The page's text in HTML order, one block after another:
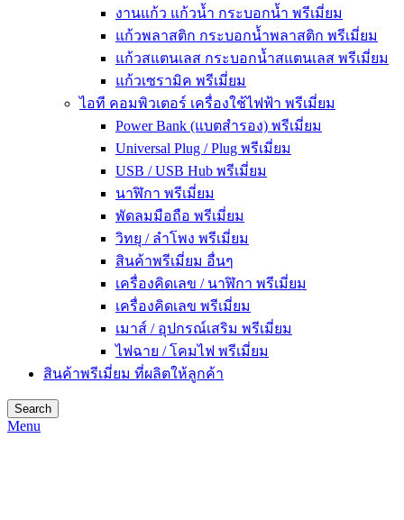
งานแก้ว แก้วน้ำ กระบอกน้ำ พรีเมี่ยม
แก้วพลาสติก กระบอกน้ำพลาสติก พรีเมี่ยม
แก้วสแตนเลส กระบอกน้ำสแตนเลส พรีเมี่ยม
แก้วเซรามิค พรีเมี่ยม
ไอที คอมพิวเตอร์ เครื่องใช้ไฟฟ้า พรีเมี่ยม
Power Bank (แบตสำรอง) พรีเมี่ยม
Universal Plug / Plug พรีเมี่ยม
USB / USB Hub พรีเมี่ยม
นาฬิกา พรีเมี่ยม
พัดลมมือถือ พรีเมี่ยม
วิทยุ / ลำโพง พรีเมี่ยม
สินค้าพรีเมี่ยม อื่นๆ
เครื่องคิดเลข / นาฬิกา พรีเมี่ยม
เครื่องคิดเลข พรีเมี่ยม
เมาส์ / อุปกรณ์เสริม พรีเมี่ยม
ไฟฉาย / โคมไฟ พรีเมี่ยม
สินค้าพรีเมี่ยม ที่ผลิตให้ลูกค้า
Search
Menu